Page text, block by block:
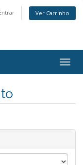
Ver Carrinho